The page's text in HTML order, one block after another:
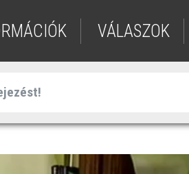
VÁLASZOK